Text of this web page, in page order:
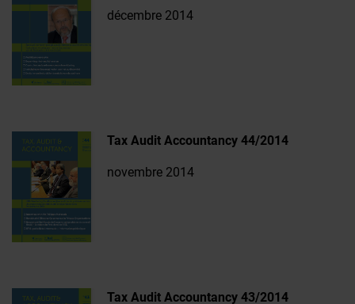
décembre 2014
Tax Audit Accountancy 44/2014
novembre 2014
Tax Audit Accountancy 43/2014